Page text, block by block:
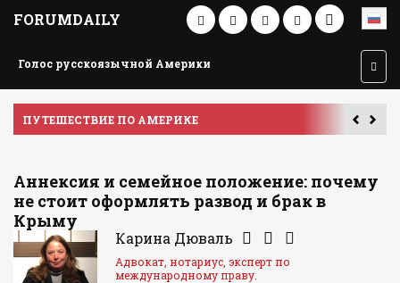
FORUMDAILY
Голос русскоязычной Америки
ПУТЕШЕСТВИЕ ПО АМЕРИКЕ
Аннексия и семейное положение: почему
не стоит оформлять развод и брак в
Крыму
Карина Дюваль
Адвокат, нотариус, эксперт по
международному праву.